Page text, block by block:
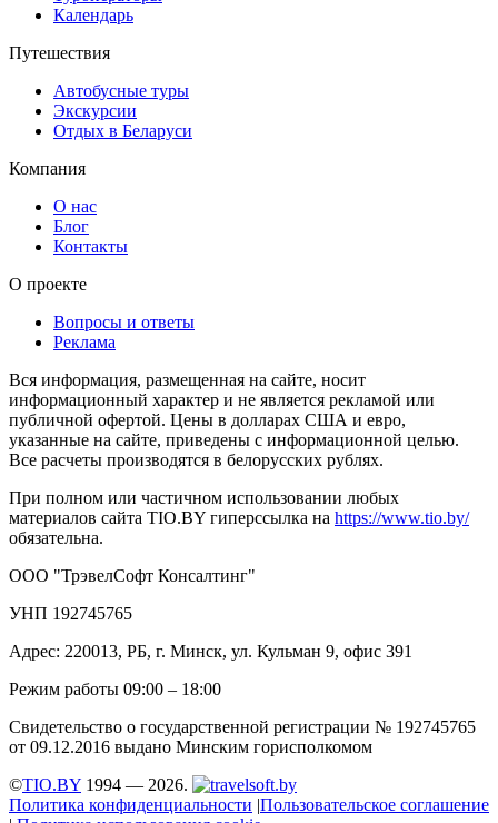
Календарь
Путешествия
Автобусные туры
Экскурсии
Отдых в Беларуси
Компания
О нас
Блог
Контакты
О проекте
Вопросы и ответы
Реклама
Вся информация, размещенная на сайте, носит
информационный характер и не является рекламой или
публичной офертой. Цены в долларах США и евро,
указанные на сайте, приведены с информационной целью.
Все расчеты производятся в белорусских рублях.
При полном или частичном использовании любых
материалов сайта TIO.BY гиперссылка на https://www.tio.by/
обязательна.
ООО "ТрэвелСофт Консалтинг"
УНП 192745765
Адрес: 220013, РБ, г. Минск, ул. Кульман 9, офис 391
Режим работы 09:00 – 18:00
Свидетельство о государственной регистрации № 192745765
от 09.12.2016 выдано Минским горисполкомом
©TIO.BY 1994 — 2026.
Политика конфиденциальности |Пользовательское соглашение